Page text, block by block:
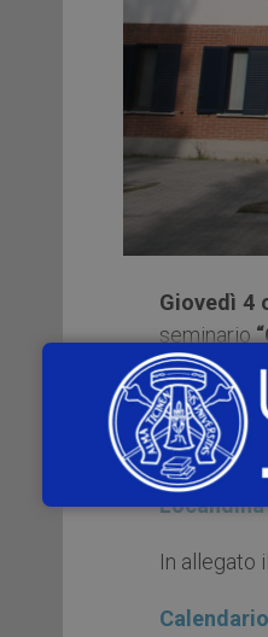
Giovedì 4
seminario
Interviene:
Giulio
Locandina
In allegato